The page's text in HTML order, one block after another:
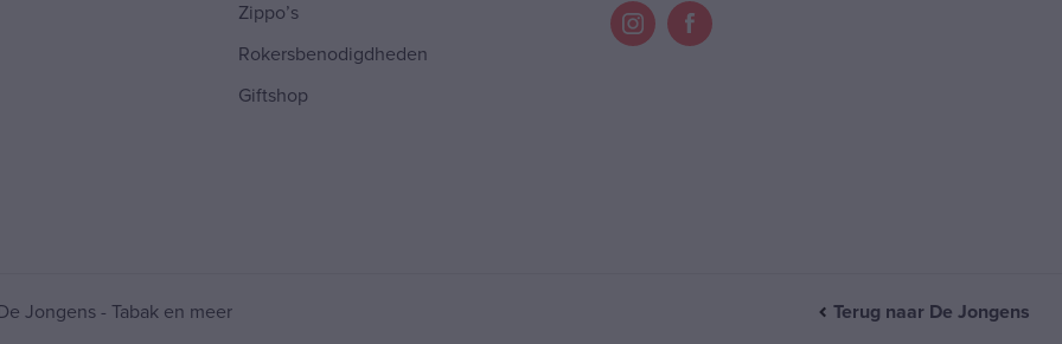
Zippo’s
Rokersbenodigdheden
Giftshop
Jongens - Tabak en meer Terug naar De Jongens